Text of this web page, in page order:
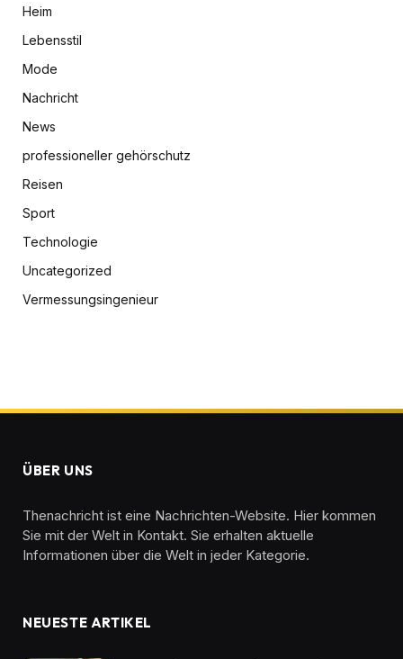
Heim
Lebensstil
Mode
Nachricht
News
professioneller gehörschutz
Reisen
Sport
Technologie
Uncategorized
Vermessungsingenieur
ÜBER UNS
Thenachricht ist eine Nachrichten-Website. Hier kommen
Sie mit der Welt in Kontakt. Sie erhalten aktuelle
Informationen über die Welt in jeder Kategorie.
NEUESTE ARTIKEL